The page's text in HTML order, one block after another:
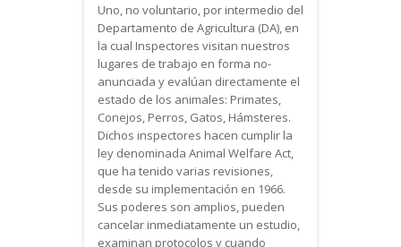
Uno, no voluntario, por intermedio del
Departamento de Agricultura (DA), en
la cual Inspectores visitan nuestros
lugares de trabajo en forma no-
anunciada y evalúan directamente el
estado de los animales: Primates,
Conejos, Perros, Gatos, Hámsteres.
Dichos inspectores hacen cumplir la
ley denominada Animal Welfare Act,
que ha tenido varias revisiones,
desde su implementación en 1966.
Sus poderes son amplios, pueden
cancelar inmediatamente un estudio,
examinan protocolos y cuando